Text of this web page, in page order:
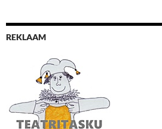
REKLAAM